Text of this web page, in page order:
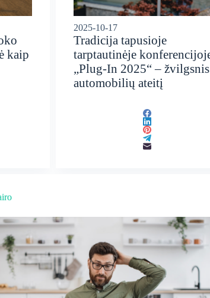
kaip
2025-10-17
Tradicija tapusioje
tarptautinėje
„Plug-In 2025“ –
automobilių ateitį